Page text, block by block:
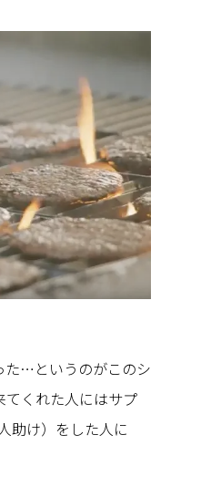
た…というのがこのシ
くれた人にはサプ
助け）をした人に